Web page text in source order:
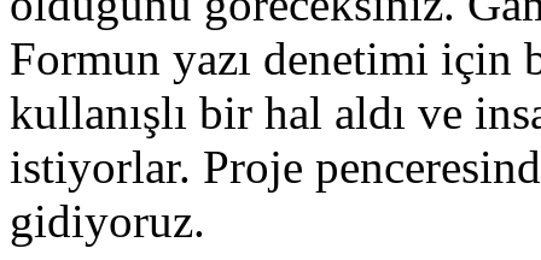
Formun yazı denetimi
kullanışlı bir hal aldı ve
istiyorlar. Proje
gidiyoruz.